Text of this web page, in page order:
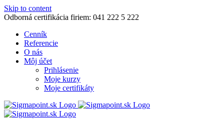
Skip to content
Odborná certifikácia firiem: 041 222 5 222
Cenník
Referencie
O nás
Môj účet
Prihlásenie
Moje kurzy
Moje certifikáty